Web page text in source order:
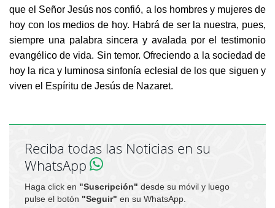
que el Señor Jesús nos confió, a los hombres y mujeres de
hoy con los medios de hoy. Habrá de ser la nuestra, pues,
siempre una palabra sincera y avalada por el testimonio
evangélico de vida. Sin temor. Ofreciendo a la sociedad de
hoy la rica y luminosa sinfonía eclesial de los que siguen y
viven el Espíritu de Jesús de Nazaret.
Reciba todas las Noticias en su
WhatsApp
Haga click en "Suscripción" desde su móvil y luego
pulse el botón "Seguir" en su WhatsApp.